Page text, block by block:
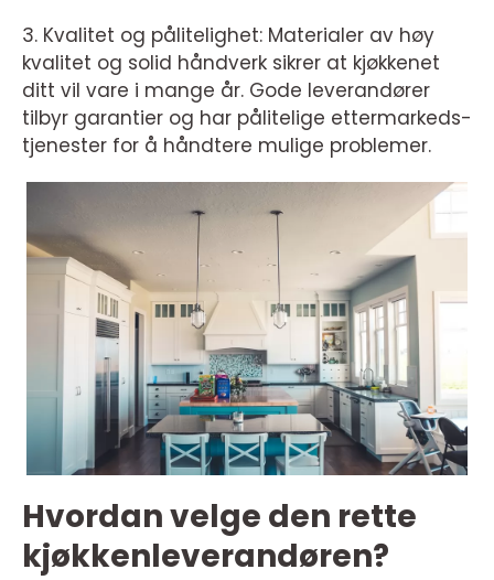
3. Kvalitet og pålitelighet: Materialer av høy
kvalitet og solid håndverk sikrer at kjøkkenet
ditt vil vare i mange år. Gode leverandører
tilbyr garantier og har pålitelige ettermarkeds-
tjenester for å håndtere mulige problemer.
Hvordan velge den rette
kjøkkenleverandøren?